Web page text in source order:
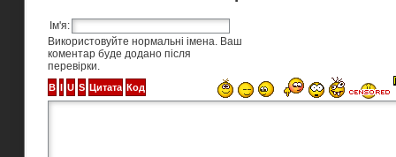
Ім'я:
Використовуйте нормальні імена. Ваш
коментар буде додано після
перевірки.